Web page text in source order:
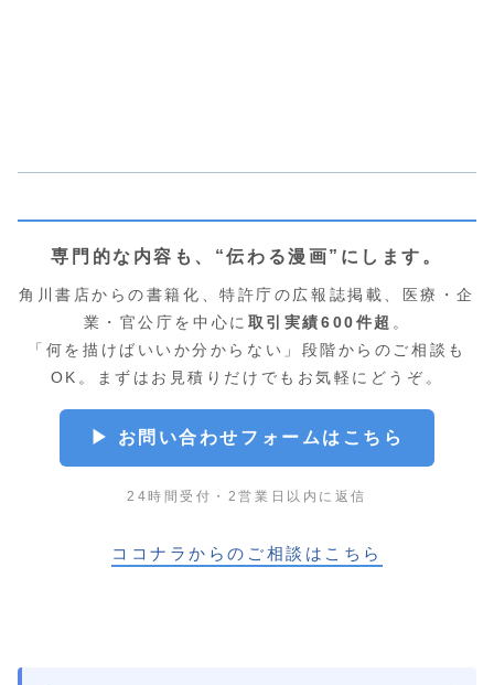
専門的な内容も、“伝わる漫画”にします。
角川書店からの書籍化、特許庁の広報誌掲載、医療・企
業・官公庁を中心に 取引実績600件超 。
「何を描けばいいか分からない」段階からのご相談も
OK。まずはお見積りだけでもお気軽にどうぞ。
▶ お問い合わせフォームはこちら
24時間受付・2営業日以内に返信
ココナラからのご相談はこちら